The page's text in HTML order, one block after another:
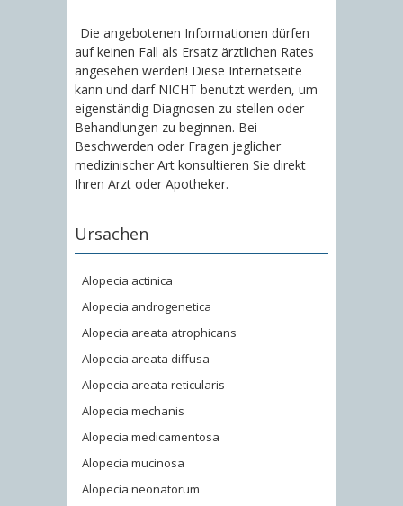
Die angebotenen Informationen dürfen
auf keinen Fall als Ersatz ärztlichen Rates
angesehen werden! Diese Internetseite
kann und darf NICHT benutzt werden, um
eigenständig Diagnosen zu stellen oder
Behandlungen zu beginnen. Bei
Beschwerden oder Fragen jeglicher
medizinischer Art konsultieren Sie direkt
Ihren Arzt oder Apotheker.
Ursachen
Alopecia actinica
Alopecia androgenetica
Alopecia areata atrophicans
Alopecia areata diffusa
Alopecia areata reticularis
Alopecia mechanis
Alopecia medicamentosa
Alopecia mucinosa
Alopecia neonatorum